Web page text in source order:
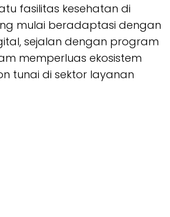
fasilitas kesehatan di
mulai beradaptasi dengan
sejalan dengan program
memperluas ekosistem
tunai di sektor layanan